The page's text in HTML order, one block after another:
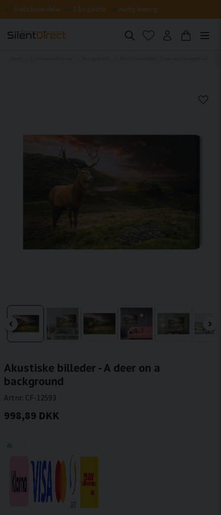
Gratis forsendelse 5 års garanti Hurtig levering
Akustiske billeder - A deer on a
background
Artnr: CF-12593
998,89 DKK